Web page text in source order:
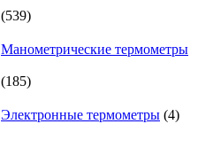
539539
Манометрические термометры
185185
Электронные термометры 4товара